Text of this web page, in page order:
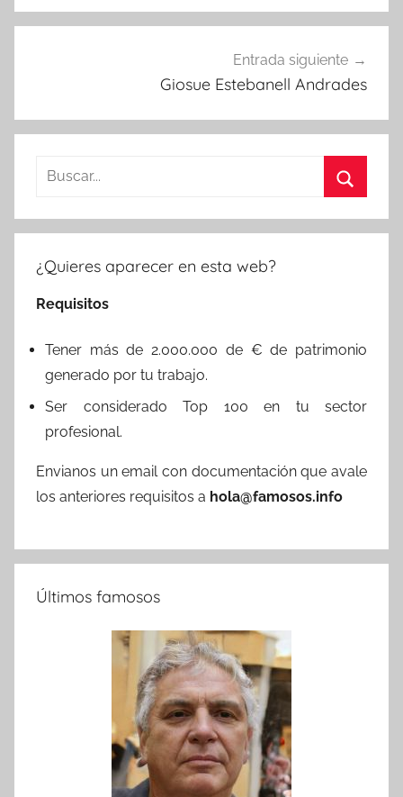
Entrada siguiente
Giosue Estebanell Andrades
Buscar:
¿Quieres aparecer en esta web?
Requisitos
Tener más de 2.000.000 de € de patrimonio
generado por tu trabajo.
Ser considerado Top 100 en tu sector
profesional.
Envianos un email con documentación que avale
los anteriores requisitos a hola@famosos.info
Últimos famosos